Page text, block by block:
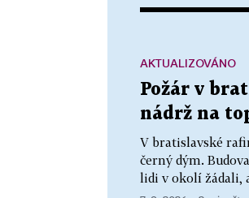
Požár v
nádrž na
V bratislavské
černý dým.
lidi v okolí žádali,
AKTUALIZOVÁNO